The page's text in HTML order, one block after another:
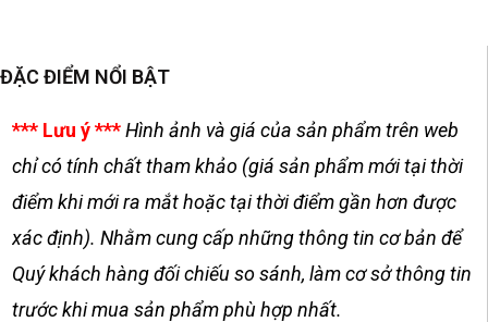
ĐẶC ĐIỂM NỔI BẬT
*** Lưu ý ***Hình ảnh và giá của sản phẩm trên web
chỉ có tính chất tham khảo (giá sản phẩm mới tại thời
điểm khi mới ra mắt hoặc tại thời điểm gần hơn được
xác định). Nhằm cung cấp những thông tin cơ bản để
Quý khách hàng đối chiếu so sánh, làm cơ sở thông tin
trước khi mua sản phẩm phù hợp nhất.